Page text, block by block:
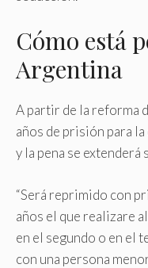
Cómo está
Argentina
A partir de la reforma
años de prisión para
y la pena se extenderá
“Será reprimido con
años el que realizare
en el segundo o en el
con una persona